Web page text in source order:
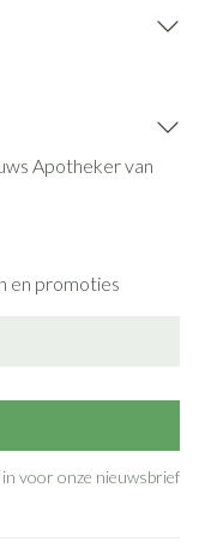
Apotheker van
en promoties
voor onze nieuwsbrief